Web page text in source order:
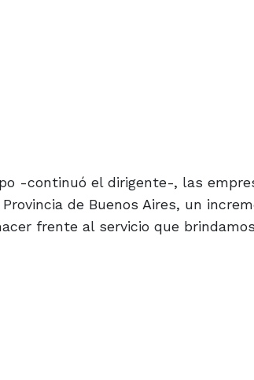
-continuó el dirigente-, las
de Buenos Aires, un
frente al servicio que